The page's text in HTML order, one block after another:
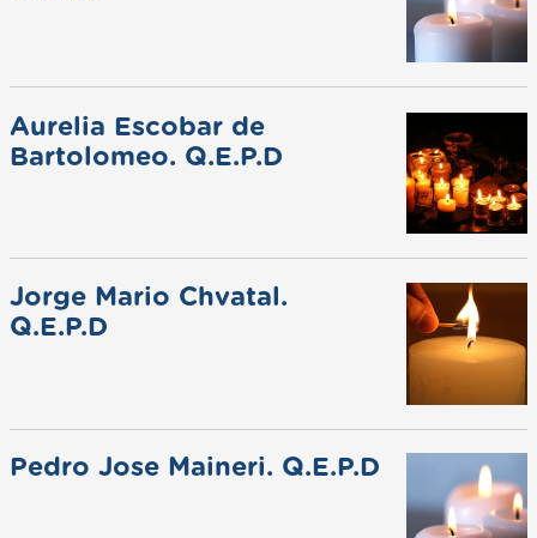
Aurelia Escobar de
Bartolomeo. Q.E.P.D
Jorge Mario Chvatal.
Q.E.P.D
Pedro Jose Maineri. Q.E.P.D